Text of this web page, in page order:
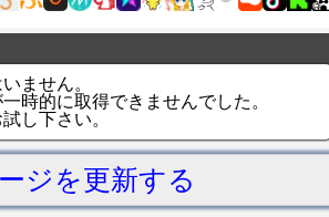
ません。
時的に取得できませんでした。
し下さい。
ジを更新する